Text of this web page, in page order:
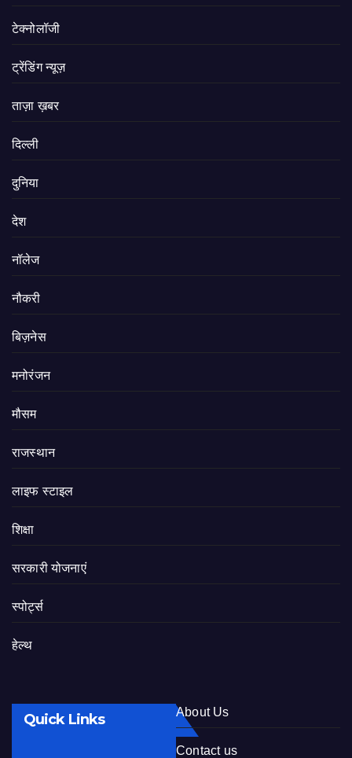
टेक्नोलॉजी
ट्रेंडिंग न्यूज़
ताज़ा ख़बर
दिल्ली
दुनिया
देश
नॉलेज
नौकरी
बिज़नेस
मनोरंजन
मौसम
राजस्थान
लाइफ स्टाइल
शिक्षा
सरकारी योजनाएं
स्पोर्ट्स
हेल्थ
Quick Links About Us
Contact us